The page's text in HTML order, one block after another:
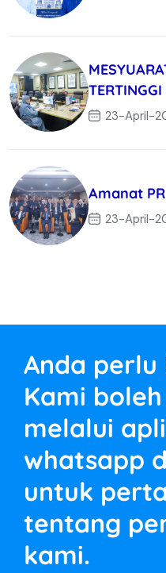
BERHAD
23-April-
Amanat
23-April-
Anda perlu
Kami
melalui
whatsapp
untuk
tentang
kami.